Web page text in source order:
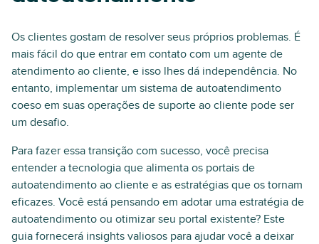
Os clientes gostam de resolver seus próprios problemas. É
mais fácil do que entrar em contato com um agente de
atendimento ao cliente, e isso lhes dá independência. No
entanto, implementar um sistema de autoatendimento
coeso em suas operações de suporte ao cliente pode ser
um desafio.
Para fazer essa transição com sucesso, você precisa
entender a tecnologia que alimenta os portais de
autoatendimento ao cliente e as estratégias que os tornam
eficazes. Você está pensando em adotar uma estratégia de
autoatendimento ou otimizar seu portal existente? Este
guia fornecerá insights valiosos para ajudar você a deixar